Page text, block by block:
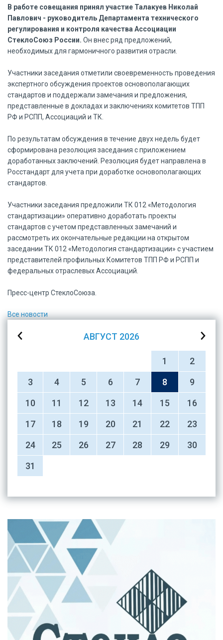
В работе совещания принял участие Талакуев Николай
Павлович - руководитель Департамента технического
регулирования и контроля качества Ассоциации
СтеклоСоюз России. Он внес ряд предложений,
необходимых для гармоничного развития отрасли.
Участники заседания отметили своевременность проведения
экспертного обсуждения проектов основополагающих
стандартов и поддержали замечания и предложения,
представленные в докладах и заключениях комитетов ТПП
РФ и РСПП, Ассоциаций и ТК.
По результатам обсуждения в течение двух недель будет
сформирована резолюция заседания с приложением
доработанных заключений. Резолюция будет направлена в
Росстандарт для учета при доработке основополагающих
стандартов.
Участники заседания предложили ТК 012 «Методология
стандартизации» оперативно доработать проекты
стандартов с учетом представленных замечаний и
рассмотреть их окончательные редакции на открытом
заседании ТК 012 «Методология стандартизации» с участием
представителей профильных Комитетов ТПП РФ и РСПП и
федеральных отраслевых Ассоциаций.
Пресс-центр СтеклоСоюза.
Все новости
АВГУСТ 2026
1
2
3
4 5 6 7 8
9
10
11 12 13 14 15
16
17
18 19 20 21 22
23
24
25 26 27 28 29
30
31